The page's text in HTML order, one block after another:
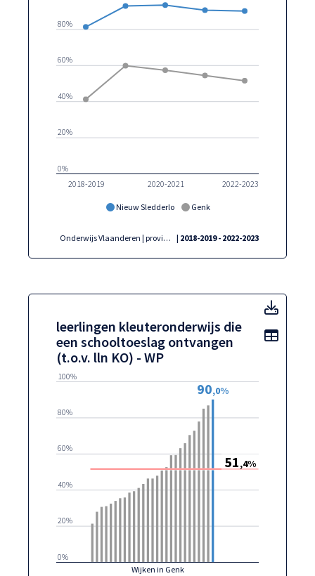
Nieuw Sledderlo Genk
2018-2019 2020-2021 2022-2023
0%
20%
40%
60%
80%
Onderwijs Vlaanderen | provincies.incijfers.be | 2018-2019 - 2022-2023
leerlingen kleuteronderwijs die
een schooltoeslag ontvangen
(t.o.v. lln KO) - WP
Wijken in Genk
0%
20%
40%
60%
80%
100%
90,0%
51,4%
Toon